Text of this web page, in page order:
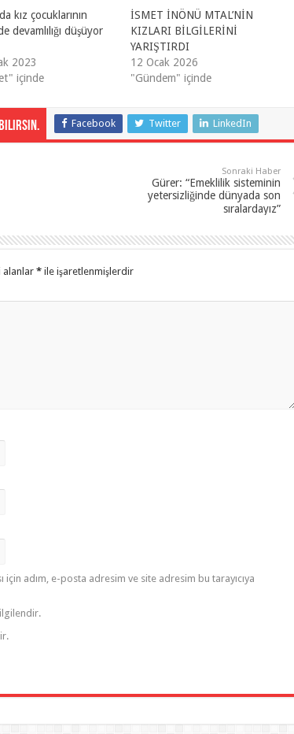
kız çocuklarının
devamlılığı düşüyor
2023
içinde
İSMET İNÖNÜ MTAL’NİN
KIZLARI BİLGİLERİNİ
YARIŞTIRDI
12 Ocak 2026
"Gündem" içinde
Facebook Twitter LinkedIn
Sonraki Haber
Gürer: “Emeklilik sisteminin
yetersizliğinde dünyada son
sıralardayız”
alanlar *ile işaretlenmişlerdir
için adım, e-posta adresim ve site adresim bu tarayıcıya